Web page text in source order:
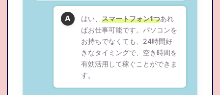
はい、スマートフォン1つあれ
ばお仕事可能です。パソコンを
お持ちでなくても、24時間好
きなタイミングで、空き時間を
有効活用して稼ぐことができま
す。